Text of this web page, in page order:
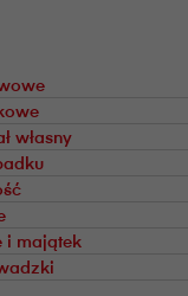
własny
i majątek